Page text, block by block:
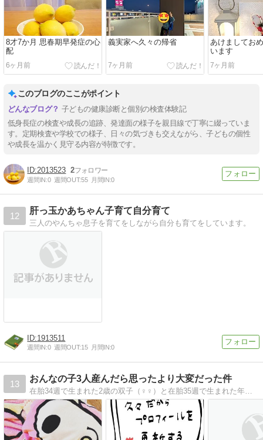
8才7か月 思春期早発症の心
配
6ヶ月前
義実家へ久々の帰省
7ヶ月前
あけましてお
います
7ヶ月前
このブログのここがポイント
子どもの健康診断と個別の検査体験記
低身長症の検査や成長の追跡、発達面の様子を親目線で丁寧に綴っていま
す。定期検査や学校での様子、日々の気づきも交えながら、子どもの個性
や成長を温かく見守る内容が特徴です。
2013523 2
週間IN:0 週間OUT:55 月間IN:0
12
肝っ玉かあちゃん子育て自分育て
三人のやんちゃ息子を育てをしながら自分も育てをしています。
1913511
週間IN:0 週間OUT:15 月間IN:0
13
おんなの子3人産んだら思ったより大変だった件
在胎34週で生まれた2歳の双子（♀♀）と在胎35週で生まれた年子（♀）の育児絵日記を描いています。ほぼ三つ子の三姉妹育児、それは思ったよりも大変でした！